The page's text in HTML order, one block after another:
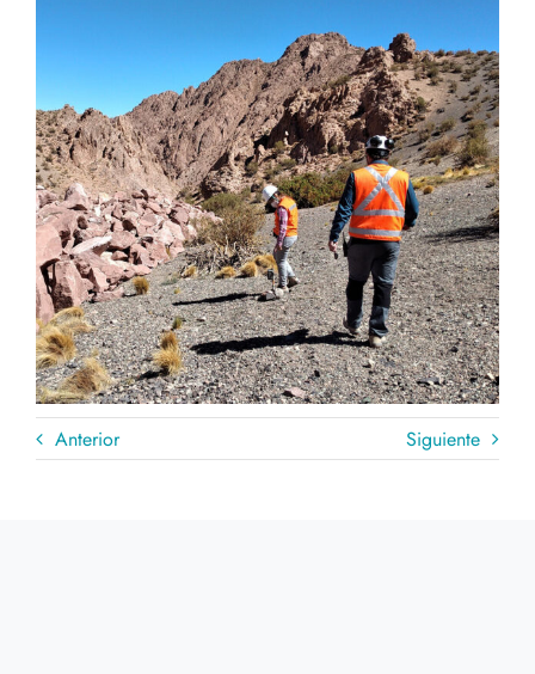
Anterior Siguiente